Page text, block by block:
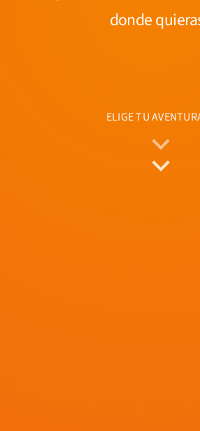
donde
ELIGE TU